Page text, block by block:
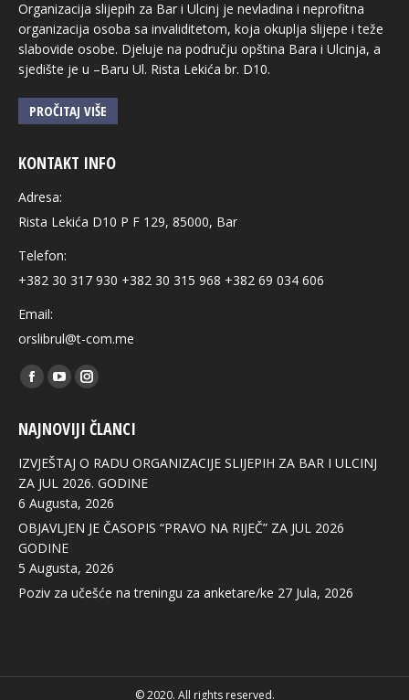
Organizacija slijepih za Bar i Ulcinj je nevladina i neprofitna
organizacija osoba sa invaliditetom, koja okuplja slijepe i teže
slabovide osobe. Djeluje na području opština Bara i Ulcinja, a
sjedište je u –Baru Ul. Rista Lekića br. D10.
PROČITAJ VIŠE
KONTAKT INFO
Adresa:
Rista Lekića D10 P F 129, 85000, Bar
Telefon:
+382 30 317 930 +382 30 315 968 +382 69 034 606
Email:
orslibrul@t-com.me
Find us on:
Facebook
opens
in
new
window
YouTube
opens
in
new
window
Instagram
opens
in
new
window
NAJNOVIJI ČLANCI
IZVJEŠTAJ O RADU ORGANIZACIJE SLIJEPIH ZA BAR I ULCINJ
ZA JUL 2026. GODINE
6 Augusta, 2026
OBJAVLJEN JE ČASOPIS “PRAVO NA RIJEČ” ZA JUL 2026
GODINE
5 Augusta, 2026
Poziv za učešće na treningu za anketare/ke 27 Jula, 2026
© 2020. All rights reserved.